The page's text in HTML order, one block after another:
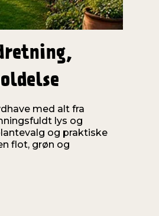
med alt fra
lys og
og praktiske
flot, grøn og